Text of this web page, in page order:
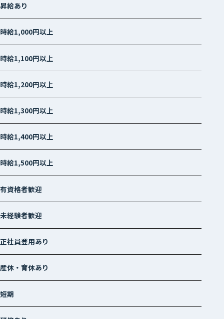
昇給あり
時給1,000円以上
時給1,100円以上
時給1,200円以上
時給1,300円以上
時給1,400円以上
時給1,500円以上
有資格者歓迎
未経験者歓迎
正社員登用あり
産休・育休あり
短期